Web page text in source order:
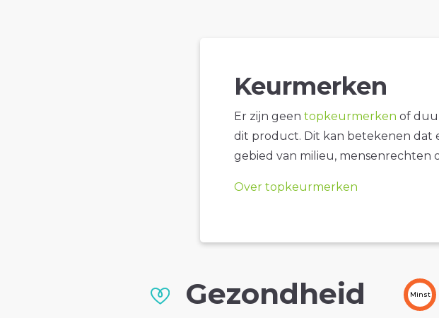
Keurmerken
Er zijn geen topkeurmerken of
dit product. Dit kan betekenen dat
gebied van milieu, mensenrechten
Over topkeurmerken
Gezondheid Minst